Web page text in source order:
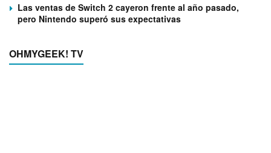
Las ventas de Switch 2 cayeron frente al año pasado,
pero Nintendo superó sus expectativas
OHMYGEEK! TV